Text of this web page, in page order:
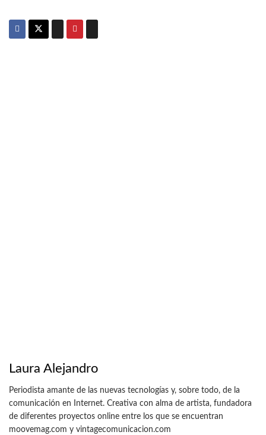
Laura Alejandro
Periodista amante de las nuevas tecnologías y, sobre todo, de la
comunicación en Internet. Creativa con alma de artista, fundadora
de diferentes proyectos online entre los que se encuentran
moovemag.com y vintagecomunicacion.com